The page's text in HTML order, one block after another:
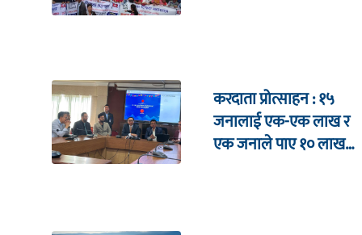
करदाता प्रोत्साहन : १५
जनालाई एक-एक लाख र
एक जनाले पाए १० लाख